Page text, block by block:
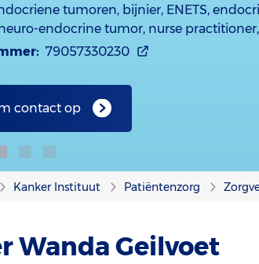
tumoren, bijnier, ENETS,
endocrine tumor, nurse
79057330230
contact op
Kanker Instituut Patiëntenzorg
Wanda Geilvoet